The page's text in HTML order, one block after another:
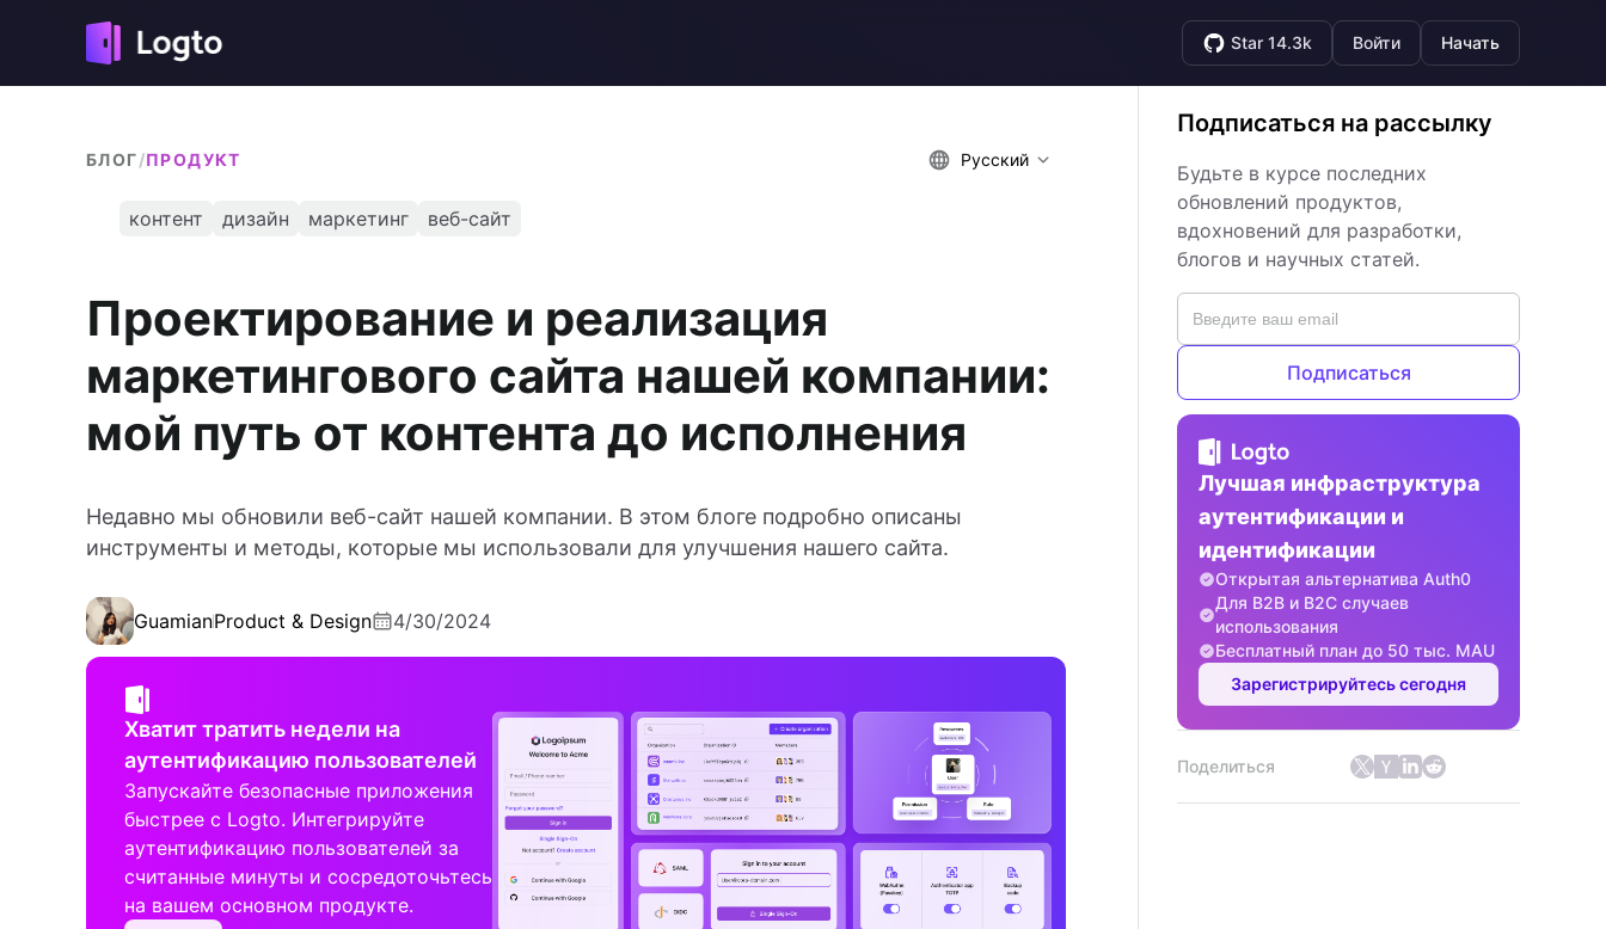
Star 14.3k Войти Начать
БЛОГ/ПРОДУКТ Русский
контент дизайн маркетинг веб-сайт
Проектирование и реализация
маркетингового сайта нашей компании:
мой путь от контента до исполнения
Недавно мы обновили веб-сайт нашей компании. В этом блоге подробно описаны
инструменты и методы, которые мы использовали для улучшения нашего сайта.
GuamianProduct & Design 4/30/2024
Хватит тратить недели на
аутентификацию пользователей
Запускайте безопасные приложения
быстрее с Logto. Интегрируйте
аутентификацию пользователей за
считанные минуты и сосредоточьтесь
на вашем основном продукте.
Подписаться на рассылку
Будьте в курсе последних
обновлений продуктов,
вдохновений для разработки,
блогов и научных статей.
Подписаться
Лучшая инфраструктура
аутентификации и
идентификации
Открытая альтернатива Auth0
Для B2B и B2C случаев
использования
Бесплатный план до 50 тыс. MAU
Зарегистрируйтесь сегодня
Поделиться